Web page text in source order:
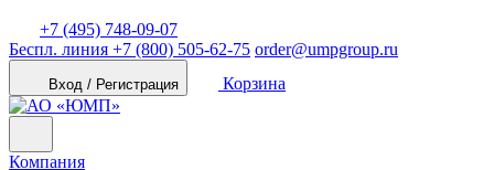
+7 (495) 748-09-07
Беспл. линия +7 (800) 505-62-75 order@umpgroup.ru
Вход / Регистрация Корзина
Компания